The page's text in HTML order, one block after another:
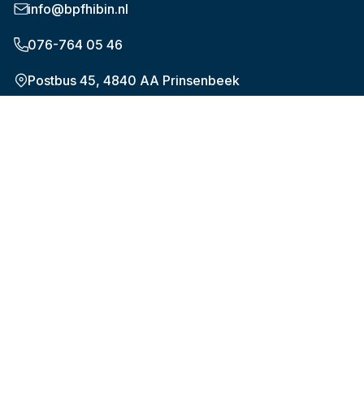
info@bpfhibin.nl
076-764 05 46
Postbus 45, 4840 AA Prinsenbeek